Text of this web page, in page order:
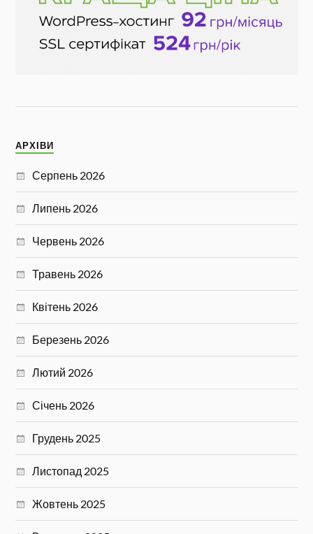
АРХІВИ
Серпень 2026
Липень 2026
Червень 2026
Травень 2026
Квітень 2026
Березень 2026
Лютий 2026
Січень 2026
Грудень 2025
Листопад 2025
Жовтень 2025